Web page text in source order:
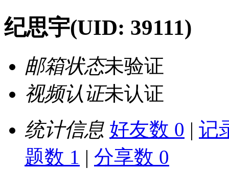
纪思宇(UID: 39111)
邮箱状态未验证
视频认证未认证
统计信息 好友数 0 | 记
题数 1 | 分享数 0